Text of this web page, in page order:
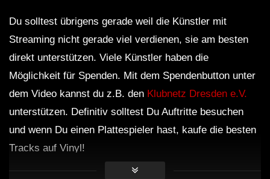
Du solltest übrigens gerade weil die Künstler mit
Streaming nicht gerade viel verdienen, sie am besten
direkt unterstützen. Viele Künstler haben die
Möglichkeit für Spenden. Mit dem Spendenbutton unter
dem Video kannst du z.B. den Klubnetz Dresden e.V.
unterstützen. Definitiv solltest Du Auftritte besuchen
und wenn Du einen Plattespieler hast, kaufe die besten
Tracks auf Vinyl!